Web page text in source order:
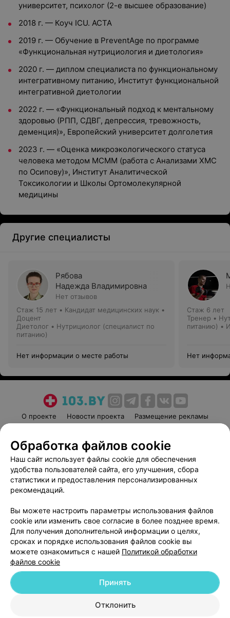
университет, психолог (2-е высшее образование)
2018 г. — Коуч ICU. ACTA
2019 г. — Обучение в PreventAge по программе
«Функциональная нутрициология и диетология»
2020 г. — диплом специалиста по функциональному
интегративному питанию, Институт функциональной
интегративной диетологии
2022 г. — «Функциональный подход к ментальному
здоровью (РПП, СДВГ, депрессия, тревожность,
деменция)», Европейский университет долголетия
2023 г. — «Оценка микроэкологического статуса
человека методом МСММ (работа с Анализами ХМС
по Осипову)», Институт Аналитической
Токсикологии и Школы Ортомолекулярной
медицины
Другие специалисты
Рябова
Надежда Владимировна
Нет отзывов
Стаж 15 лет • Кандидат медицинских наук •
Доцент
Диетолог • Нутрициолог (специалист по
питанию)
Нет информации о месте работы
Стаж 6 лет
Тренер •
питанию) •
Нет
О проекте Новости проекта
Размещение рекламы
Пользовательское соглашение
Способы оплаты
Вакансии
Партнеры
Написать руководителю 103.by
Обработка персональных данных
© 2026 ООО «Артокс Лаб», УНП 191700409
| 220012, Республика Беларусь,
Обработка файлов cookie
Наш сайт использует файлы cookie для обеспечения
удобства пользователей сайта, его улучшения, сбора
статистики и предоставления персонализированных
рекомендаций.
Вы можете настроить параметры использования файлов
cookie или изменить свое согласие в более позднее время.
Для получения дополнительной информации о целях,
сроках и порядке использования файлов cookie вы
можете ознакомиться с нашей Политикой обработки
файлов cookie
Отклонить
Принять